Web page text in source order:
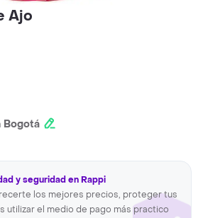
Ajo
Bogotá
y seguridad en Rappi
los mejores precios, proteger tus
utilizar el medio de pago más practico